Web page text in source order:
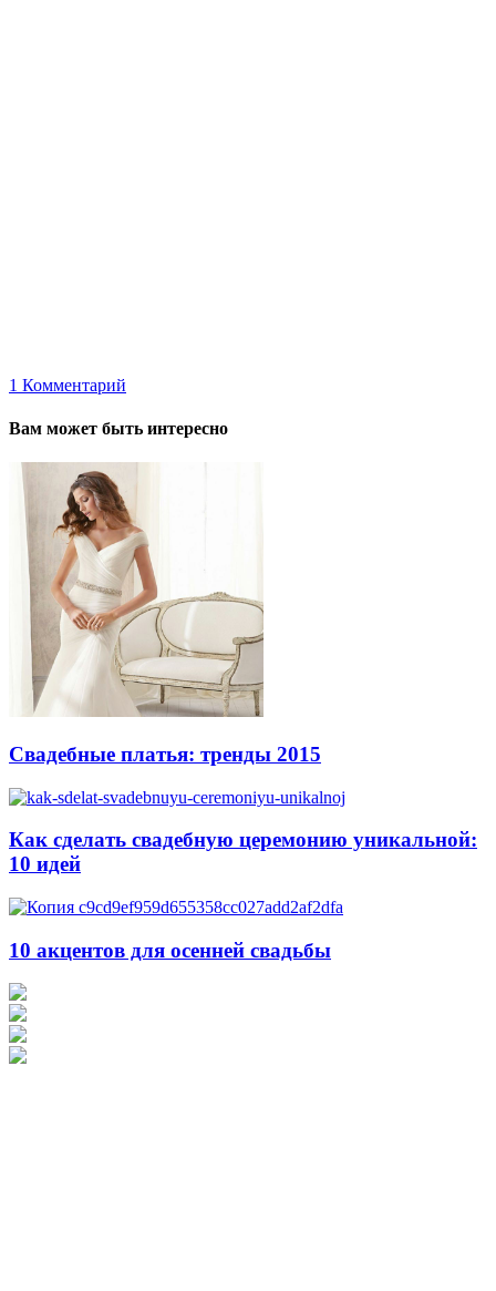
1 Комментарий
Вам может быть интересно
Свадебные платья: тренды 2015
Как сделать свадебную церемонию уникальной:
10 идей
10 акцентов для осенней свадьбы